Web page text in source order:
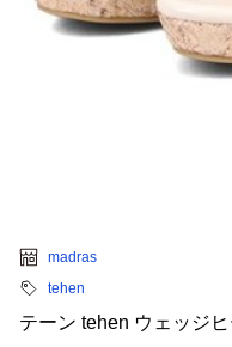
madras
tehen
テーン tehen ウェッジ